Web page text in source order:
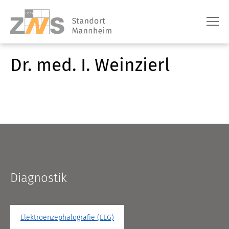
Dr. med. I. Weinzierl
Diagnostik
Elektroenzephalografie (EEG)